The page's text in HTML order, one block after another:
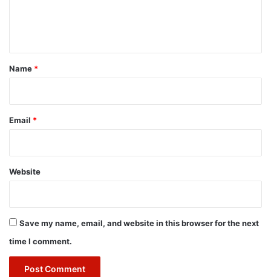
*
Name *
Email *
Website
Save my name, email, and website in this browser for the next
time I comment.